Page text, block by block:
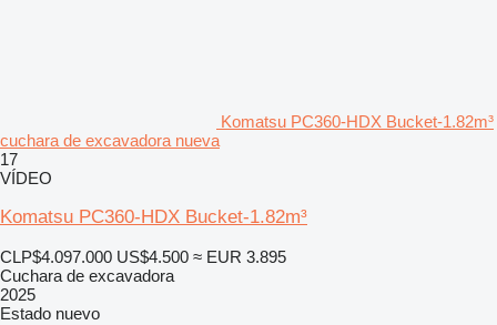
Komatsu PC360-HDX Bucket-1.82m³
cuchara de excavadora nueva
17
VÍDEO
Komatsu PC360-HDX Bucket-1.82m³
CLP$4.097.000 US$4.500 ≈ EUR 3.895
Cuchara de excavadora
2025
Estado nuevo